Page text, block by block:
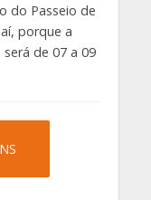
do Passeio de
porque a
de 07 a 09